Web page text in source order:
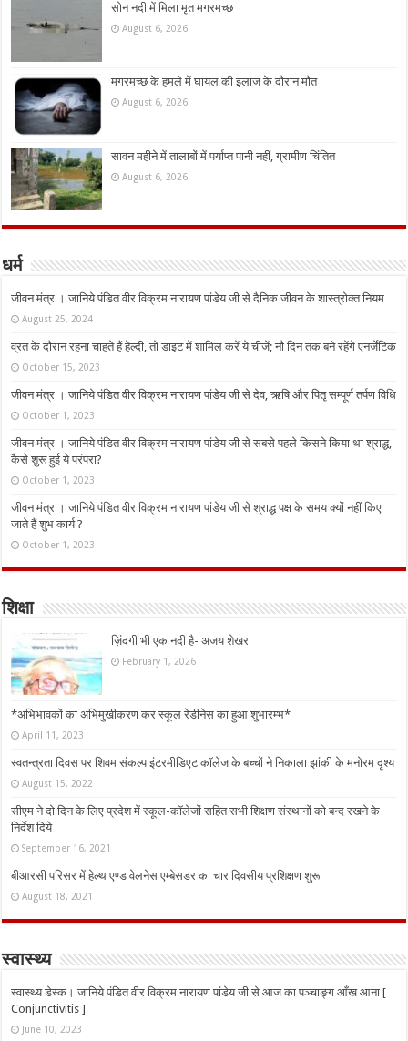
सोन नदी में मिला मृत मगरमच्छ
August 6, 2026
मगरमच्छ के हमले में घायल की इलाज के दौरान मौत
August 6, 2026
सावन महीने में तालाबों में पर्याप्त पानी नहीं, ग्रामीण चिंतित
August 6, 2026
धर्म
जीवन मंत्र । जानिये पंडित वीर विक्रम नारायण पांडेय जी से दैनिक जीवन के शास्त्रोक्त नियम
August 25, 2024
व्रत के दौरान रहना चाहते हैं हेल्दी, तो डाइट में शामिल करें ये चीजें; नौ दिन तक बने रहेंगे एनर्जेटिक
October 15, 2023
जीवन मंत्र । जानिये पंडित वीर विक्रम नारायण पांडेय जी से देव, ऋषि और पितृ सम्पूर्ण तर्पण विधि
October 1, 2023
जीवन मंत्र । जानिये पंडित वीर विक्रम नारायण पांडेय जी से सबसे पहले किसने किया था श्राद्ध,
कैसे शुरू हुई ये परंपरा?
October 1, 2023
जीवन मंत्र । जानिये पंडित वीर विक्रम नारायण पांडेय जी से श्राद्ध पक्ष के समय क्यों नहीं किए
जाते हैं शुभ कार्य ?
October 1, 2023
शिक्षा
ज़िंदगी भी एक नदी है- अजय शेखर
February 1, 2026
*अभिभावकों का अभिमुखीकरण कर स्कूल रेडीनेस का हुआ शुभारम्भ*
April 11, 2023
स्वतन्त्रता दिवस पर शिवम संकल्प इंटरमीडिएट कॉलेज के बच्चों ने निकाला झांकी के मनोरम दृश्य
August 15, 2022
सीएम ने दो दिन के लिए प्रदेश में स्कूल-कॉलेजों सहित सभी शिक्षण संस्थानों को बन्द रखने के
निर्देश दिये
September 16, 2021
बीआरसी परिसर में हेल्थ एण्ड वेलनेस एम्बेसडर का चार दिवसीय प्रशिक्षण शुरू
August 18, 2021
स्वास्थ्य
स्वास्थ्य डेस्क। जानिये पंडित वीर विक्रम नारायण पांडेय जी से आज का पञ्चाङ्ग आँख आना [
Conjunctivitis ]
June 10, 2023